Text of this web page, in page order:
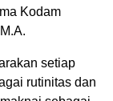
Kodam
setiap
rutinitas dan